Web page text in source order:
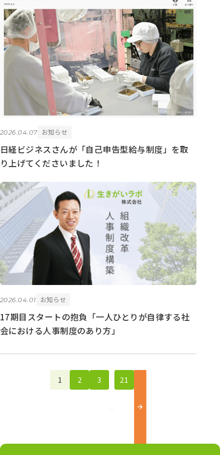
2026.04.07 お知らせ
日経ビジネスさんが「自己申告型給与制度」を取
り上げてくださいました！
2026.04.01 お知らせ
17期目スタートの抱負「一人ひとりが自律する社
会における人事制度のあり方」
1 2 3
...
21